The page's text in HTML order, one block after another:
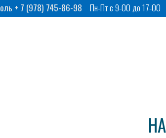
+ 7 (978) 745-86-98 Пн-Пт с 9-00 до 17-00